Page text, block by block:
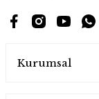
Kurumsal